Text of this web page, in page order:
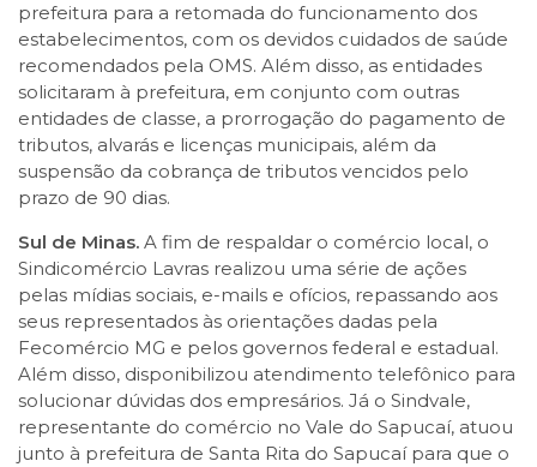
prefeitura para a retomada do funcionamento dos
estabelecimentos, com os devidos cuidados de saúde
recomendados pela OMS. Além disso, as entidades
solicitaram à prefeitura, em conjunto com outras
entidades de classe, a prorrogação do pagamento de
tributos, alvarás e licenças municipais, além da
suspensão da cobrança de tributos vencidos pelo
prazo de 90 dias.
Sul de Minas. A fim de respaldar o comércio local, o
Sindicomércio Lavras realizou uma série de ações
pelas mídias sociais, e-mails e ofícios, repassando aos
seus representados às orientações dadas pela
Fecomércio MG e pelos governos federal e estadual.
Além disso, disponibilizou atendimento telefônico para
solucionar dúvidas dos empresários. Já o Sindvale,
representante do comércio no Vale do Sapucaí, atuou
junto à prefeitura de Santa Rita do Sapucaí para que o